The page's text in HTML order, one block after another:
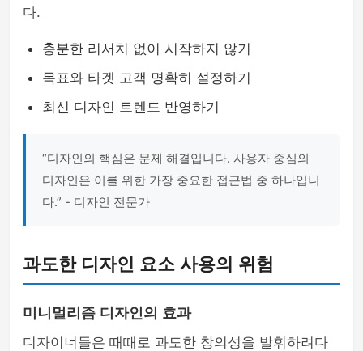
다.
충분한 리서치 없이 시작하지 않기
목표와 타겟 고객 명확히 설정하기
최신 디자인 트렌드 반영하기
“디자인의 핵심은 문제 해결입니다. 사용자 중심의
디자인은 이를 위한 가장 중요한 접근법 중 하나입니
다.” - 디자인 전문가
과도한 디자인 요소 사용의 위험
미니멀리즘 디자인의 효과
디자이너들은 때때로 과도한 창의성을 발휘하려다